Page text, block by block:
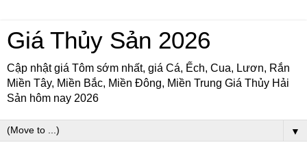
Giá Thủy Sản 2026
Cập nhật giá Tôm sớm nhất, giá Cá, Ếch, Cua, Lươn, Rắn
Miền Tây, Miền Bắc, Miền Đông, Miền Trung Giá Thủy Hải
Sản hôm nay 2026
▼